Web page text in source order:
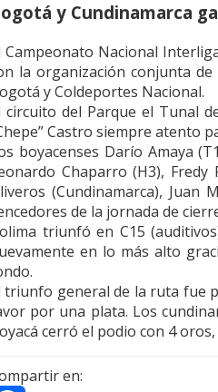
y Cundinamarca
Campeonato Nacional
la organización conjunta de
y Coldeportes Nacional.
circuito del Parque el Tunal
Castro siempre atento
boyacenses Darío Amaya
Chaparro (H3), Fredy
(Cundinamarca), Juan
de la jornada de
triunfó en C15
en lo más alto
triunfo general de la ruta fue
por una plata. Los
cerró el podio con 4
en: